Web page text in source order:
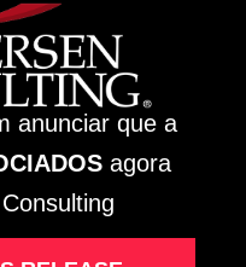
de vantagem ou
anunciar que a
agora